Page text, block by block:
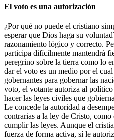
El voto es una autorización
¿Por qué no puede el cristiano
esperar que Dios haga su
razonamiento lógico y correcto.
participa difícilmente mantendrá
peregrino sobre la tierra como lo
dar el voto es un medio por el
gobernantes para gobernar las
voto, el votante autoriza al
hacer las leyes civiles que
Le concede la autoridad a
contrarias a la ley de Cristo, como
cumplir las leyes. Aunque el
fuerza de forma activa, sí le